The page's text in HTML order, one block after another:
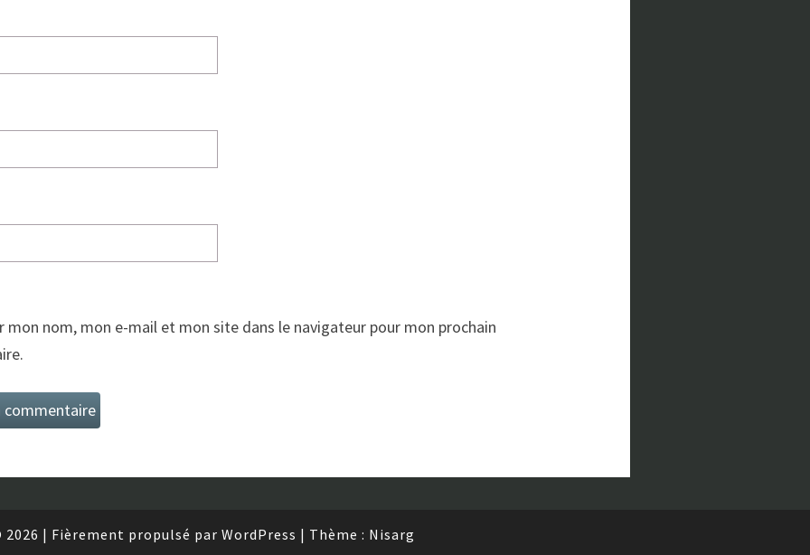
mon nom, mon e-mail et mon site dans le navigateur pour mon prochain
2026 | Fièrement propulsé par WordPress | Thème : Nisarg